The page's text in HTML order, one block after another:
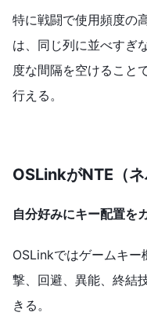
特に戦闘で使用頻度の
は、同じ列に並べすぎ
度な間隔を空けること
行える。
OSLinkがNTE（
自分好みにキー配置を
OSLinkではゲームキ
撃、回避、異能、終結
きる。